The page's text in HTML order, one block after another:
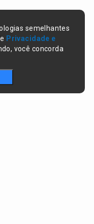
semelhantes
Privacidade e
você concorda